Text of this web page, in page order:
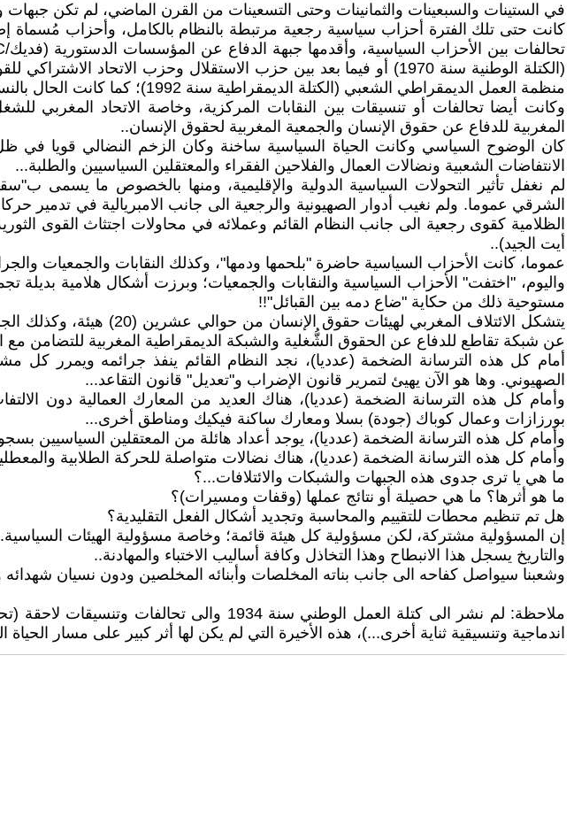
في الستينات والسبعينات والثمانينات وحتى التسعينات من القرن الماضي، لم تكن جبهات
كانت حتى تلك الفترة أحزاب سياسية رجعية مرتبطة بالنظام بالكامل، وأحزاب مُسماة
(الكتلة الوطنية سنة 1970) أو فيما بعد بين حزب الاستقلال وحزب
منظمة العمل الديمقراطي الشعبي (الكتلة الديمقراطية سنة 1992)؛ كما كانت الحال بالنسبة للحركة الماركسية اللينينية المغربية..
وكانت أيضا تحالفات أو تنسيقات بين النقابات المركزية، وخاصة الاتحاد المغربي
المغربية للدفاع عن حقوق الإنسان والجمعية المغربية لحقوق الإنسان..
كان الوضوح السياسي وكانت الحياة السياسية ساخنة وكان الزخم النضالي
الانتفاضات الشعبية ونضالات العمال والفلاحين الفقراء والمعتقلين السياسيين والطلبة...
لم نغفل تأثير التحولات السياسية الدولية والإقليمية، ومنها بالخصوص ما يسمى
الشرقي عموما. ولم نغيب أدوار الصهيونية والرجعية الى جانب الامبريالية في تدمير
الظلامية كقوى رجعية الى جانب النظام القائم وعملائه في محاولات اجتثاث القوى
أيت الجيد)..
عموما، كانت الأحزاب السياسية حاضرة "بلحمها ودمها"، وكذلك النقابات والجمعيات
واليوم، "اختفت" الأحزاب السياسية والنقابات والجمعيات؛ وبرزت أشكال هلامية بديلة
مستوحية ذلك من حكاية "ضاع دمه بين القبائل"!!
يتشكل الائتلاف المغربي
عن شبكة تقاطع للدفاع عن الحقوق الشُّغلية والشبكة الديمقراطية المغربية للتضامن
أمام كل هذه الترسانة الضخمة (عدديا)، نجد النظام القائم ينفذ جرائمه ويمرر كل
الصهيوني. وها هو الآن يهيئ لتمرير قانون الإضراب و"تعديل" قانون التقاعد...
وأمام كل هذه الترسانة الضخمة (عدديا)، هناك العديد من المعارك العمالية دون
بورزازات وعمال كوباك (جودة) بسلا ومعارك ساكنة فيكيك ومناطق أخرى...
وأمام كل هذه الترسانة الضخمة (عدديا)، يوجد أعداد هائلة من المعتقلين السياسيين
وأمام كل هذه الترسانة الضخمة (عدديا)، هناك نضالات متواصلة للحركة الطلابية
ما هي يا ترى جدوى هذه الجبهات والشبكات والائتلافات...؟
ما هو أثرها؟ ما هي حصيلة أو نتائج عملها (وقفات ومسيرات)؟
هل تم تنظيم محطات للتقييم والمحاسبة وتجديد أشكال الفعل التقليدية؟
إن المسؤولية مشتركة، لكن مسؤولية كل هيئة قائمة؛ وخاصة مسؤولية الهيئات
والتاريخ يسجل هذا الانبطاح وهذا التخاذل وكافة أساليب الاختباء والمهادنة..
وشعبنا سيواصل كفاحه الى جانب بناته المخلصات وأبنائه المخلصين ودون نسيان شهدائه
ملاحظة: لم نشر الى كتلة العمل الوطني سنة
اندماجية وتنسيقية ثناية أخرى...)، هذه الأخيرة التي لم يكن لها أثر كبير على مسار الحياة